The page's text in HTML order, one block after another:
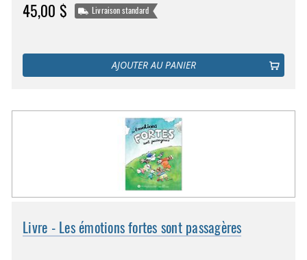
45,00 $ Livraison standard
AJOUTER AU PANIER
Livre - Les émotions fortes sont passagères